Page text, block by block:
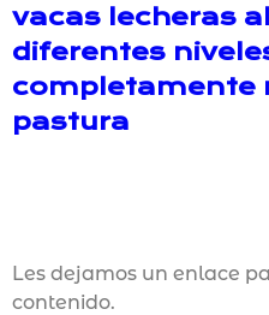
vacas lecheras
diferentes
completamente
pastura
Les dejamos un enlace
contenido.